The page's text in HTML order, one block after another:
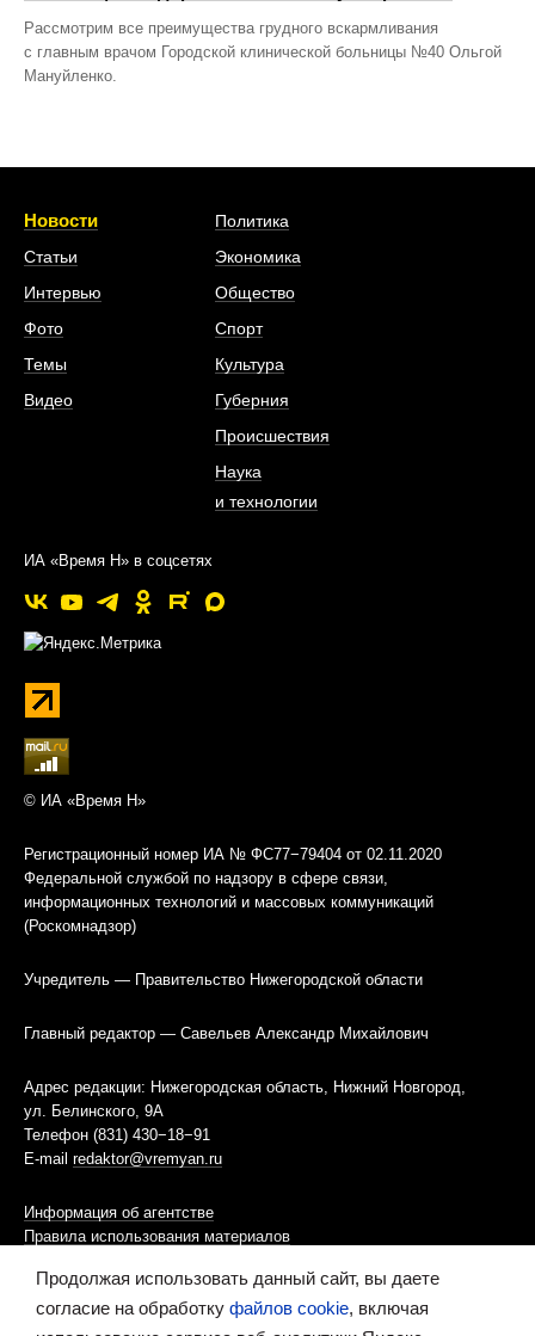
Рассмотрим все преимущества грудного вскармливания
с главным врачом Городской клинической больницы №40 Ольгой
Мануйленко.
Новости
Статьи
Интервью
Фото
Темы
Видео
Политика
Экономика
Общество
Спорт
Культура
Губерния
Происшествия
Наука
и технологии
ИА «Время Н» в соцсетях
© ИА «Время Н»
Регистрационный номер ИА № ФС77−79404 от 02.11.2020
Федеральной службой по надзору в сфере связи,
информационных технологий и массовых коммуникаций
(Роскомнадзор)
Учредитель — Правительство Нижегородской области
Главный редактор — Савельев Александр Михайлович
Адрес редакции: Нижегородская область, Нижний Новгород,
ул. Белинского, 9А
Телефон (831) 430−18−91
E-mail redaktor@vremyan.ru
Информация об агентстве
Правила использования материалов
Информационная политика использования «cookies»-файлов
Продолжая использовать данный сайт, вы даете
согласие на обработку файлов cookie, включая